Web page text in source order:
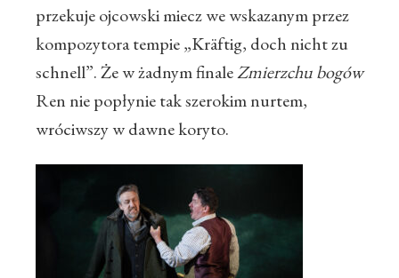
przekuje ojcowski miecz we wskazanym przez
kompozytora tempie „Kräftig, doch nicht zu
schnell”. Że w żadnym finaleZmierzchu bogów
Ren nie popłynie tak szerokim nurtem,
wróciwszy w dawne koryto.